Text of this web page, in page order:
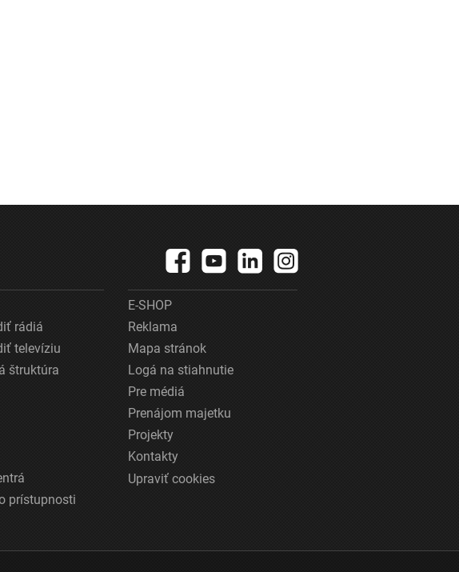
rádiá
televíziu
štruktúra
prístupnosti
E-SHOP
Reklama
Mapa stránok
Logá na stiahnutie
Pre médiá
Prenájom majetku
Projekty
Kontakty
Upraviť cookies